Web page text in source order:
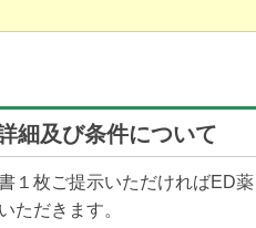
細及び条件について
１枚ご提示いただければED
ただきます。